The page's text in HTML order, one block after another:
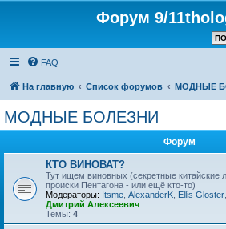
Форум 9/
FAQ
На главную Список форумов МОДНЫЕ
МОДНЫЕ БОЛЕЗНИ
Форум
КТО ВИНОВАТ?
Тут ищем виновных (секретные китайские
происки Пентагона - или ещё кто-то)
Модераторы: Itsme AlexanderK Ellis Gloster
Дмитрий Алексеевич
Темы: 4